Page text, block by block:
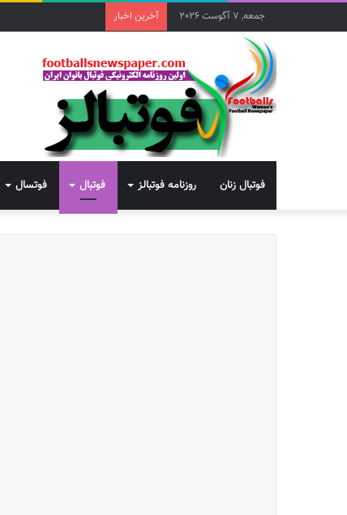
جمعه, 7 آگوست 2026 آخرین اخبار
فوتبال زنان روزنامه فوتبالز فوتبال فوتسال